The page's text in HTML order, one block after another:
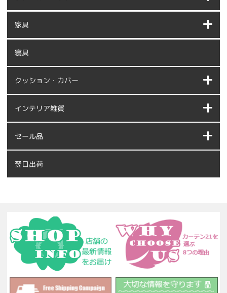
家具
寝具
クッション・カバー
インテリア雑貨
セール品
翌日出荷